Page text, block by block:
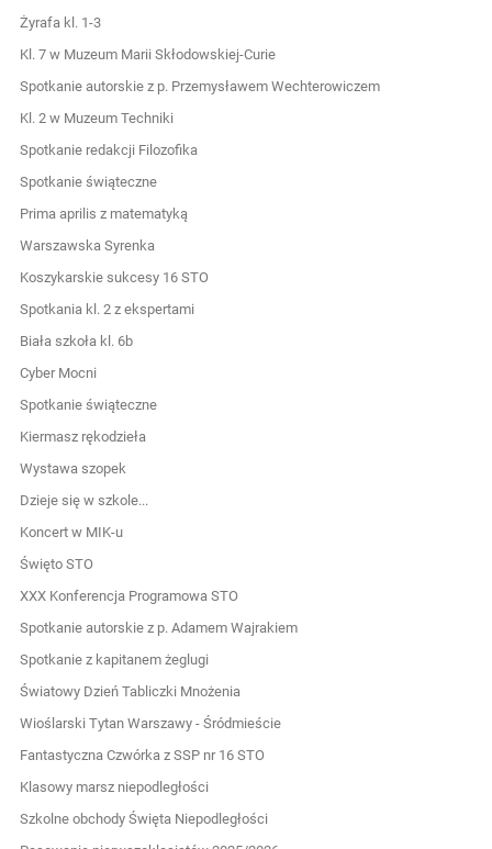
Żyrafa kl. 1-3
Kl. 7 w Muzeum Marii Skłodowskiej-Curie
Spotkanie autorskie z p. Przemysławem Wechterowiczem
Kl. 2 w Muzeum Techniki
Spotkanie redakcji Filozofika
Spotkanie świąteczne
Prima aprilis z matematyką
Warszawska Syrenka
Koszykarskie sukcesy 16 STO
Spotkania kl. 2 z ekspertami
Biała szkoła kl. 6b
Cyber Mocni
Spotkanie świąteczne
Kiermasz rękodzieła
Wystawa szopek
Dzieje się w szkole...
Koncert w MIK-u
Święto STO
XXX Konferencja Programowa STO
Spotkanie autorskie z p. Adamem Wajrakiem
Spotkanie z kapitanem żeglugi
Światowy Dzień Tabliczki Mnożenia
Wioślarski Tytan Warszawy - Śródmieście
Fantastyczna Czwórka z SSP nr 16 STO
Klasowy marsz niepodległości
Szkolne obchody Święta Niepodległości